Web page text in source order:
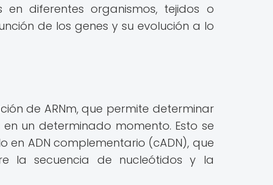
diferentes organismos, tejidos o
de los genes y su evolución a lo
de ARNm, que permite determinar
un determinado momento. Esto se
en ADN complementario (cADN), que
la secuencia de nucleótidos y la